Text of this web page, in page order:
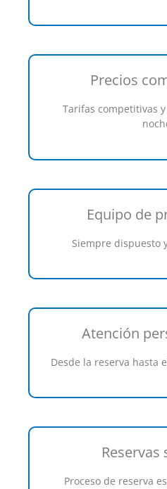
Precios
Tarifas competitivas
Equipo de
Siempre dispuesto
Atención
Desde la reserva hasta
Reservas
Proceso de reserva